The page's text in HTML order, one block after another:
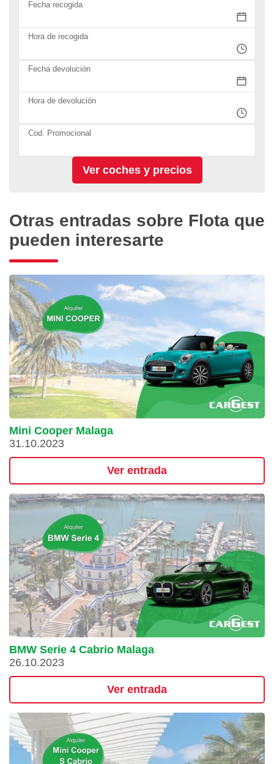
Fecha recogida
Hora de recogida
Fecha devolución
Hora de devolución
Cod. Promocional
Otras entradas sobre Flota que
pueden interesarte
Mini Cooper Malaga
31.10.2023
Ver entrada
BMW Serie 4 Cabrio Malaga
26.10.2023
Ver entrada